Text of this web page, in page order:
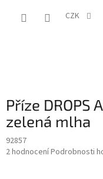
CZK
Příze DROPS
zelená mlha
92857
Průměrné
2 hodnoceníPodrobnosti